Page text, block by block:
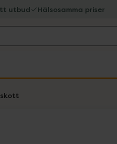
utbud Hälsosamma priser